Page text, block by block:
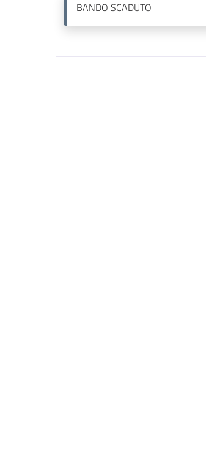
BANDO SCADUTO